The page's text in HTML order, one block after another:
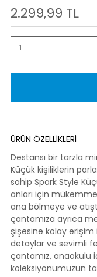
2.299,99 TL
ÜRÜN ÖZELLİKLERİ
Destansı bir tarzla
Küçük kişiliklerin
sahip Spark Style
anları için
ana bölmeye ve
çantamıza ayrıca
şişesine kolay erişim
detaylar ve sevimli
çantamız, anaokulu
koleksiyonumuzun